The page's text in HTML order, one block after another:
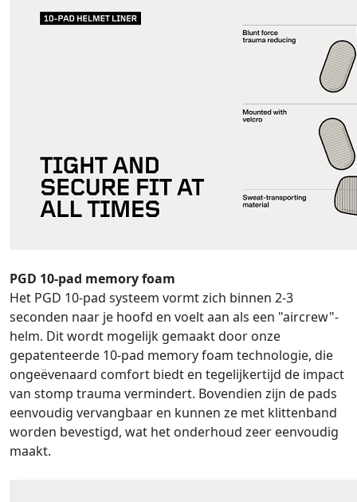
PGD 10-pad memory foam
Het PGD 10-pad systeem vormt zich binnen 2-3
seconden naar je hoofd en voelt aan als een "aircrew"-
helm. Dit wordt mogelijk gemaakt door onze
gepatenteerde 10-pad memory foam technologie, die
ongeëvenaard comfort biedt en tegelijkertijd de impact
van stomp trauma vermindert. Bovendien zijn de pads
eenvoudig vervangbaar en kunnen ze met klittenband
worden bevestigd, wat het onderhoud zeer eenvoudig
maakt.